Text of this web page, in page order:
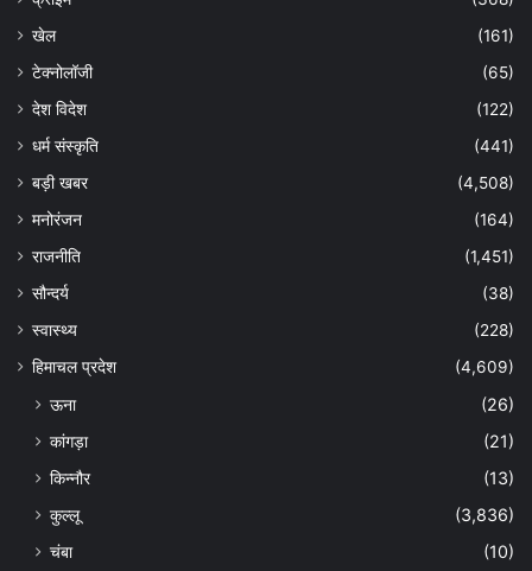
खेल
(161)
टेक्नोलॉजी
(65)
देश विदेश
(122)
धर्म संस्कृति
(441)
बड़ी खबर
(4,508)
मनोरंजन
(164)
राजनीति
(1,451)
सौन्दर्य
(38)
स्वास्थ्य
(228)
हिमाचल प्रदेश
(4,609)
ऊना
(26)
कांगड़ा
(21)
किन्नौर
(13)
कुल्लू
(3,836)
चंबा
(10)